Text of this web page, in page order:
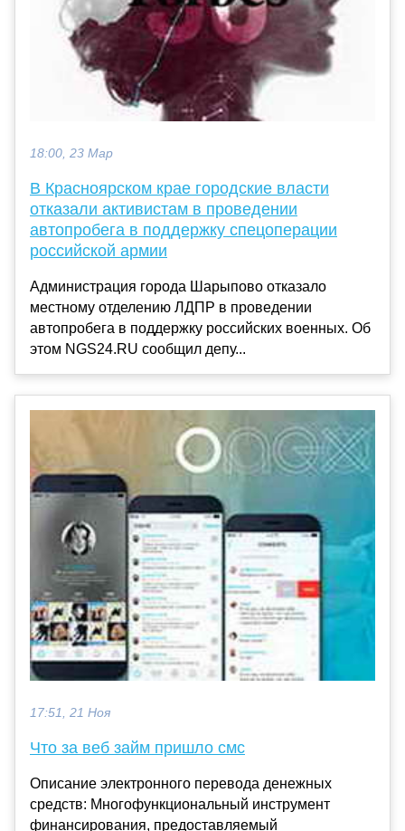
18:00, 23 Мар
В Красноярском крае городские власти
отказали активистам в проведении
автопробега в поддержку спецоперации
российской армии
Администрация города Шарыпово отказало
местному отделению ЛДПР в проведении
автопробега в поддержку российских военных. Об
этом NGS24.RU сообщил депу...
17:51, 21 Ноя
Что за веб займ пришло смс
Описание электронного перевода денежных
средств: Многофункциональный инструмент
финансирования, предоставляемый